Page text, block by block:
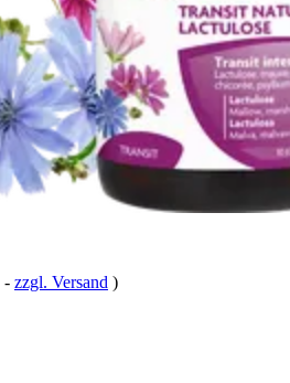
- zzgl. Versand )